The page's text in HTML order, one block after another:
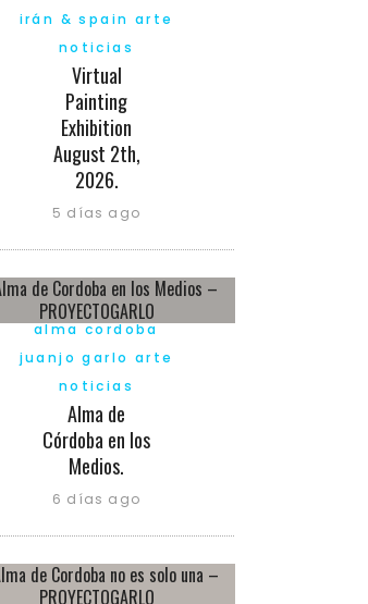
irán & spain arte
noticias
Virtual
Painting
Exhibition
August 2th,
2026.
5 días ago
alma cordoba
juanjo garlo arte
noticias
Alma de
Córdoba en los
Medios.
6 días ago